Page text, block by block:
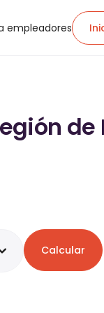
empleadores
Calcular